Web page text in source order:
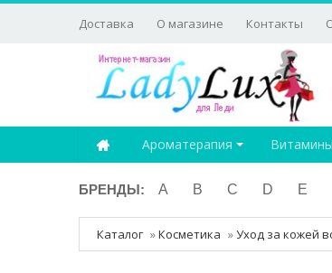
Доставка О магазине Контакты
Ароматерапия Витамины
БРЕНДЫ: A B C D E
Каталог »Косметика »Уход за кожей